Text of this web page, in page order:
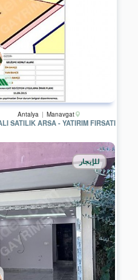
Antalya Manavgat
للإيجار